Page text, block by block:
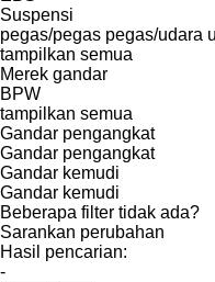
Suspensi
pegas/pegas pegas/udara
tampilkan semua
Merek gandar
BPW
tampilkan semua
Gandar pengangkat
Gandar pengangkat
Gandar kemudi
Gandar kemudi
Beberapa filter tidak ada?
Sarankan perubahan
Hasil pencarian:
-